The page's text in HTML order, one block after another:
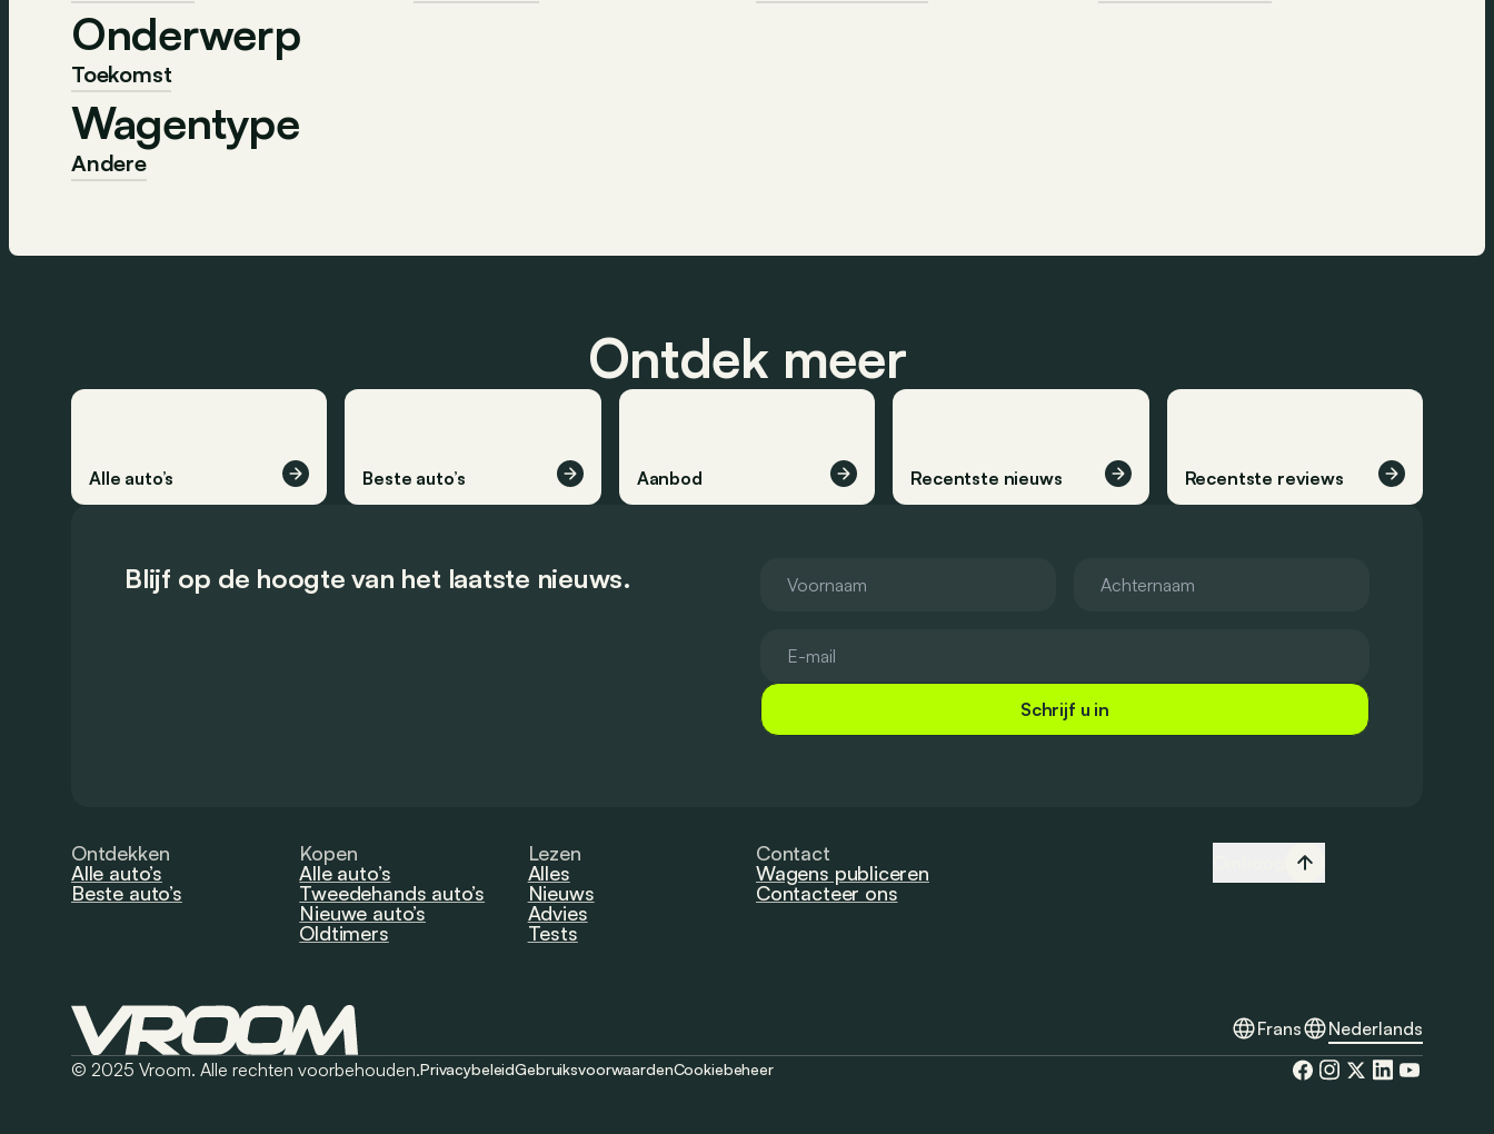
Onderwerp
Toekomst
Wagentype
Andere
Ontdek meer
Alle auto’s Beste auto’s Aanbod Recentste nieuws Recentste reviews
Blijf op de hoogte van het laatste nieuws.
Schrijf u in
Ontdekken
Alle auto’s
Beste auto’s
Kopen
Alle auto’s
Tweedehands auto’s
Nieuwe auto’s
Oldtimers
Lezen
Alles
Nieuws
Advies
Tests
Contact
Wagens publiceren
Contacteer ons
Frans
Nederlands
© 2025 Vroom. Alle rechten voorbehouden.PrivacybeleidGebruiksvoorwaardenCookiebeheer